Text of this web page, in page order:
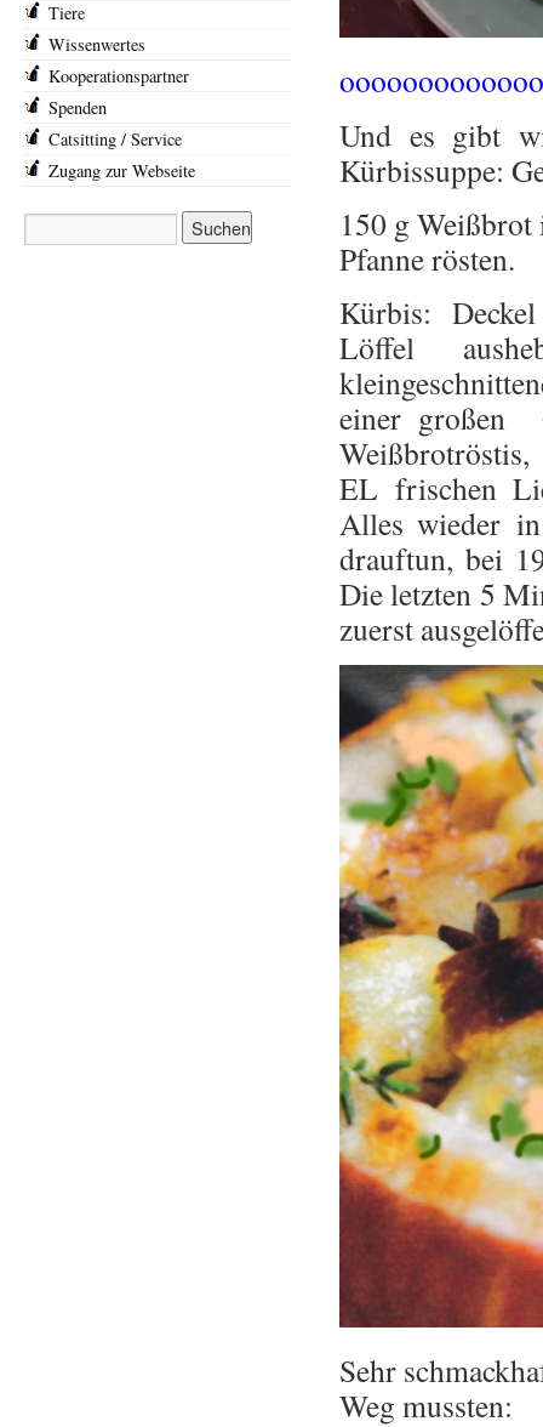
Und es gibt
Kürbissuppe:
150 g
Pfanne rösten.
Kürbis:
Löffel
einer großen
EL frischen
Alles wieder
drauftun, bei
Die letzten 5
zuerst
Sehr
Weg mussten:
Tiere
Wissenwertes
Kooperationspartner
Spenden
Catsitting / Service
Zugang zur Webseite